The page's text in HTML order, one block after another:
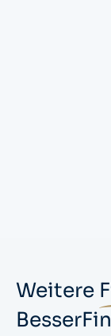
Weitere